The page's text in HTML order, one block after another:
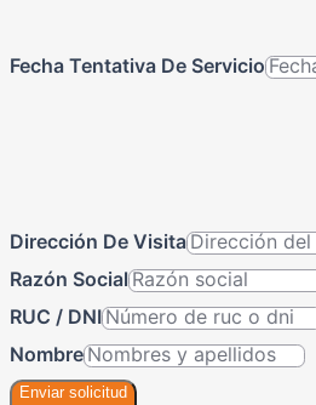
Fecha Tentativa De Servicio
Dirección De Visita
Razón Social
RUC / DNI
Nombre
Enviar solicitud